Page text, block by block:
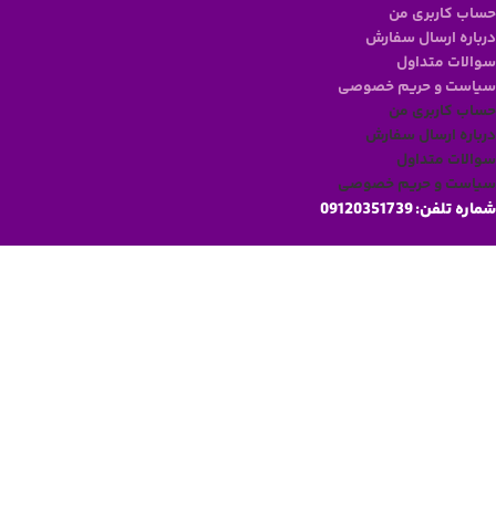
حساب کاربری من
درباره ارسال سفارش
سوالات متداول
سیاست و حریم خصوصی
حساب کاربری من
درباره ارسال سفارش
سوالات متداول
سیاست و حریم خصوصی
شماره تلفن:09120351739